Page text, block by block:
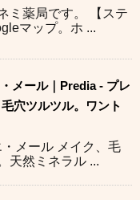
ミ薬局です。 【ステ
マップ。ホ ...
メール｜Predia - プレ
穴ツルツル。ワント
メール メイク、毛
天然ミネラル ...